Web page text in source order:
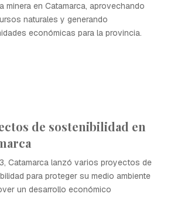
minera en Catamarca, aprovechando
naturales y generando
económicas para la provincia.
de sostenibilidad en
Catamarca lanzó varios proyectos de
para proteger su medio ambiente
un desarrollo económico